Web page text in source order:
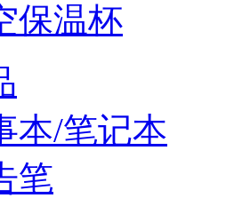
保温杯
本/笔记本
笔